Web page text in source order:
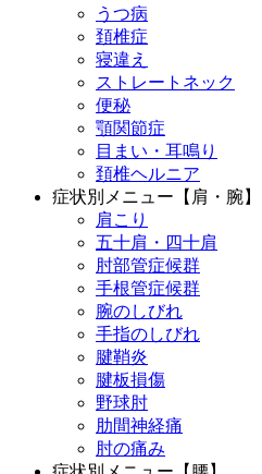
うつ病
頚椎症
寝違え
ストレートネック
便秘
顎関節症
目まい・耳鳴り
頚椎ヘルニア
症状別メニュー【肩・腕】
肩こり
五十肩・四十肩
肘部管症候群
手根管症候群
腕のしびれ
手指のしびれ
腱鞘炎
腱板損傷
野球肘
肋間神経痛
肘の痛み